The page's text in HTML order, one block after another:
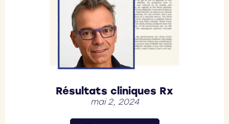
Résultats cliniques Rx
mai 2, 2024